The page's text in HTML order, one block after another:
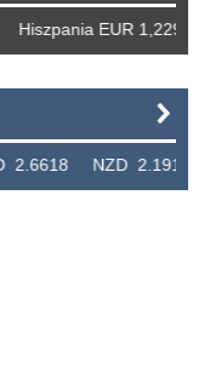
EUR 1,229
NZD 2.1914